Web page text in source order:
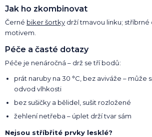
Jak ho zkombinovat
Černé biker šortky drží tmavou linku; stříbrné
motivem.
Péče a časté dotazy
Péče je nenáročná – drž se tří bodů:
prát naruby na 30 °C, bez aviváže – může
odvod vlhkosti
bez sušičky a bělidel, sušit rozložené
žehlení netřeba – úplet drží tvar sám
Nejsou stříbřité prvky lesklé?